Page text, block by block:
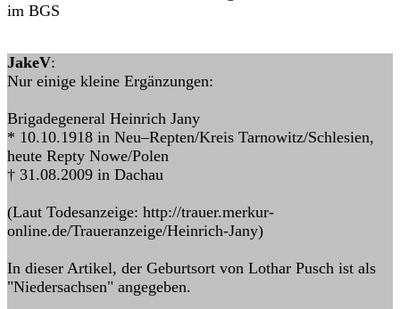
im BGS
JakeV:
Nur einige kleine Ergänzungen:
Brigadegeneral Heinrich Jany
* 10.10.1918 in Neu–Repten/Kreis Tarnowitz/Schlesien,
heute Repty Nowe/Polen
† 31.08.2009 in Dachau
(Laut Todesanzeige: http://trauer.merkur-
online.de/Traueranzeige/Heinrich-Jany)
In dieser Artikel, der Geburtsort von Lothar Pusch ist als
"Niedersachsen" angegeben.